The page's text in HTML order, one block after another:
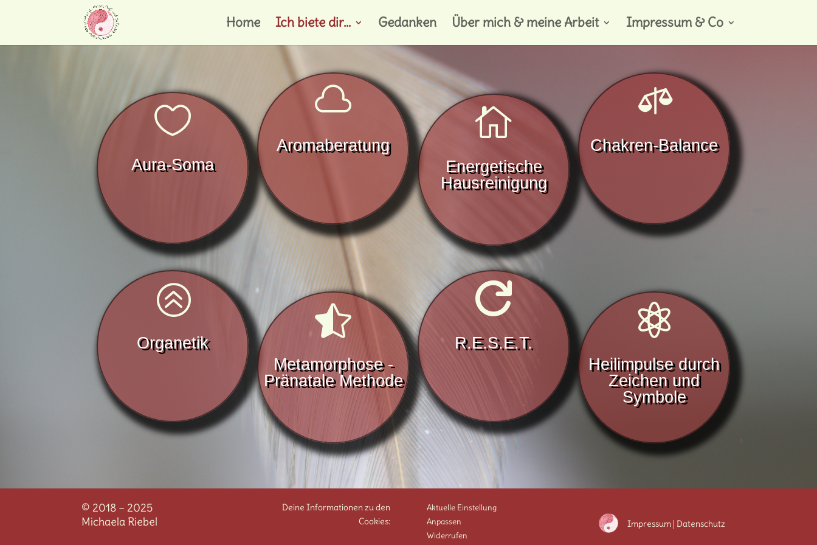
Home Ich biete dir… Gedanken Über mich & meine Arbeit Impressum & Co

Aura-Soma

Aromaberatung

Energetische
Hausreinigung

Chakren-Balance
>
Organetik

Metamorphose -
Pränatale Methode

R.E.S.E.T.

Heilimpulse durch
Zeichen und
Symbole
© 2018 – 2025
Michaela Riebel
Deine Informationen zu den
Cookies:
Aktuelle Einstellung
Anpassen
Widerrufen
Impressum | Datenschutz